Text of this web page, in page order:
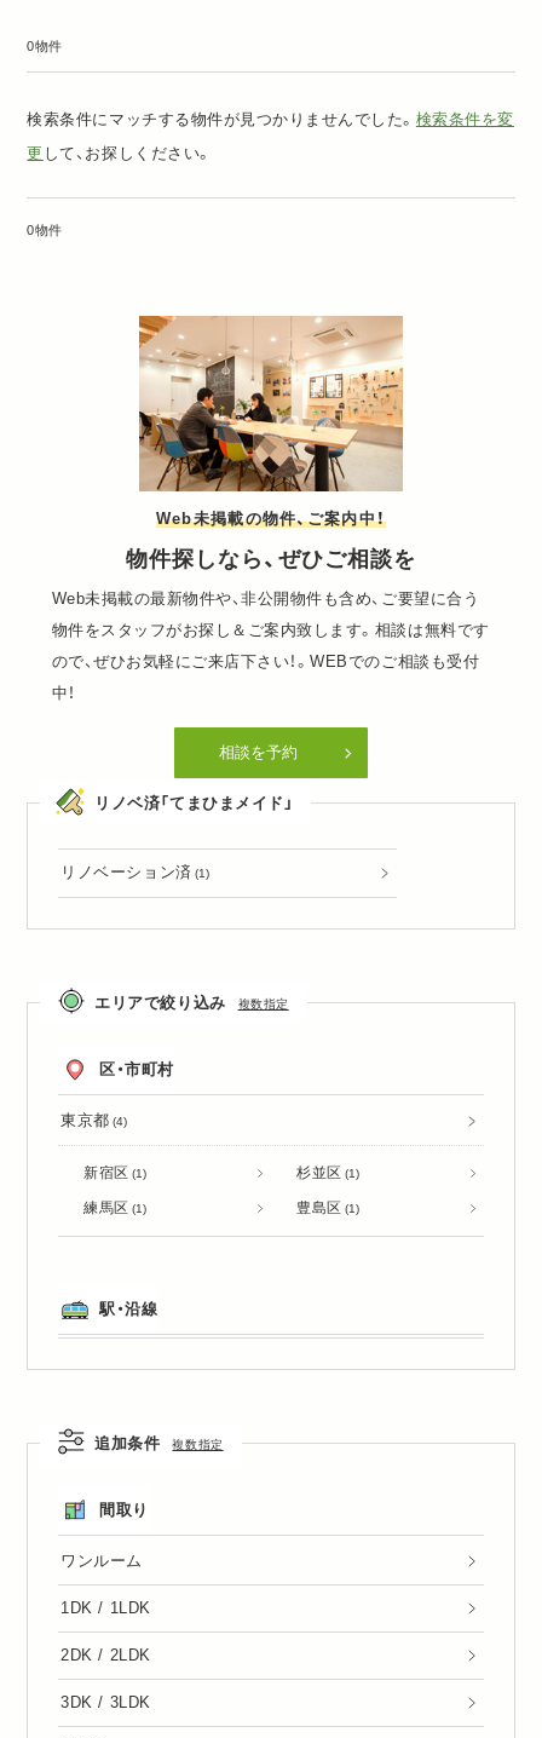
0物件
検索条件にマッチする物件が見つかりませんでした。 検索条件を変
更 して、お探しください。
0物件
Web未掲載の物件、ご案内中！
物件探しなら、ぜひご相談を
Web未掲載の最新物件や、非公開物件も含め、ご要望に合う
物件をスタッフがお探し＆ご案内致します。相談は無料です
ので、ぜひお気軽にご来店下さい！。WEBでのご相談も受付
中！
相談を予約
リノベ済「てまひまメイド」
リノベーション済 (1)
エリアで絞り込み 複数指定
区・市町村
東京都 (4)
新宿区 (1) 杉並区 (1)
練馬区 (1) 豊島区 (1)
駅・沿線
追加条件 複数指定
間取り
ワンルーム
1DK / 1LDK
2DK / 2LDK
3DK / 3LDK